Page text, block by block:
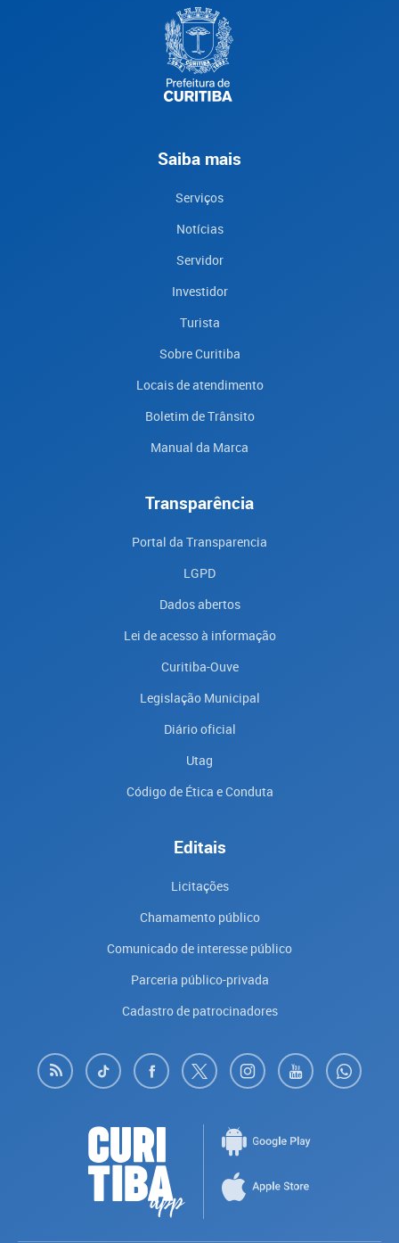
Saiba mais
Serviços
Notícias
Servidor
Investidor
Turista
Sobre Curitiba
Locais de atendimento
Boletim de Trânsito
Manual da Marca
Transparência
Portal da Transparencia
LGPD
Dados abertos
Lei de acesso à informação
Curitiba-Ouve
Legislação Municipal
Diário oficial
Utag
Código de Ética e Conduta
Editais
Licitações
Chamamento público
Comunicado de interesse público
Parceria público-privada
Cadastro de patrocinadores